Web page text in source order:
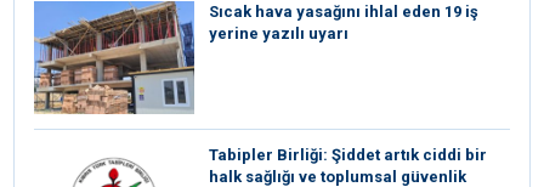
Sıcak hava yasağını ihlal eden 19 iş
yerine yazılı uyarı
Tabipler Birliği: Şiddet artık ciddi bir
halk sağlığı ve toplumsal güvenlik